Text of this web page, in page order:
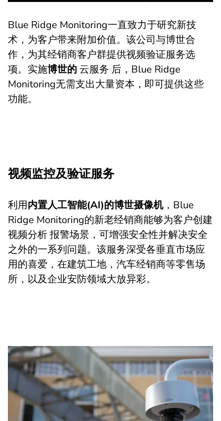
Blue Ridge Monitoring一直致力于研究新技
术，为客户带来附加价值。该公司与博世合
作，为其经销商客户群提供视频验证服务选
项。实施博世的 云服务 后，Blue Ridge
Monitoring无需支出大量资本，即可提供这些
功能。
视频监控及验证服务
利用内置人工智能(AI)的博世摄像机，Blue
Ridge Monitoring的新老经销商能够为客户创建
视频分析 报警场景，可增强安全性并解决安全
之外的一系列问题。该服务深受各垂直市场应
用的喜爱，在建筑工地，汽车经销商等零售场
所，以及企业安防领域大放异彩。